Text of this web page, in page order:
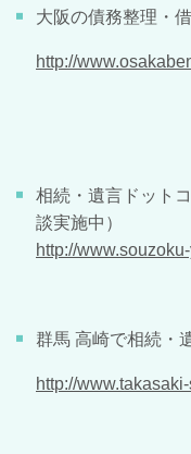
大阪の債務整理・
http://
相続・遺言ドット
談実施中）
http://
群馬 高崎で相続・
http://